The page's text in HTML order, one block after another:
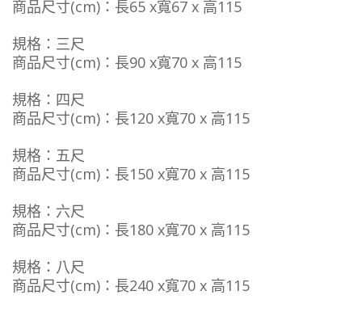
商品尺寸(cm)：長65 x寬67 x 高115
規格：三尺
商品尺寸(cm)：長90 x寬70 x 高115
規格：四尺
商品尺寸(cm)：長120 x寬70 x 高115
規格：五尺
商品尺寸(cm)：長150 x寬70 x 高115
規格：六尺
商品尺寸(cm)：長180 x寬70 x 高115
規格：八尺
商品尺寸(cm)：長240 x寬70 x 高115